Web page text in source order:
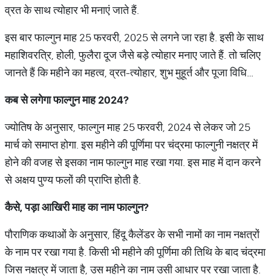
व्रत के साथ त्योहार भी मनाएं जाते हैं.
इस बार फाल्गुन माह 25 फरवरी, 2025 से लगने जा रहा है. इसी के साथ
महाशिवरत्रि, होली, फुलैरा दूज जैसे बड़े त्योहार मनाए जाते हैं. तो चलिए
जानते हैं कि महीने का महत्व, व्रत-त्योहार, शुभ मुहूर्त और पूजा विधि…
कबसेलगेगाफाल्गुनमाह2024?
ज्योतिष के अनुसार, फाल्गुन माह 25 फरवरी, 2024 से लेकर जो 25
मार्च को समाप्त होगा. इस महीने की पूर्णिमा पर चंद्रमा फाल्गुनी नक्षत्र में
होने की वजह से इसका नाम फाल्गुन माह रखा गया. इस माह में दान करने
से अक्षय पुण्य फलों की प्राप्ति होती है.
कैसे,पड़ाआखिरीमाहकानामफाल्गुन?
पौराणिक कथाओं के अनुसार, हिंदू कैलेंडर के सभी नामों का नाम नक्षत्रों
के नाम पर रखा गया है. किसी भी महीने की पूर्णिमा की तिथि के बाद चंद्रमा
जिस नक्षत्र में जाता है, उस महीने का नाम उसी आधार पर रखा जाता है.